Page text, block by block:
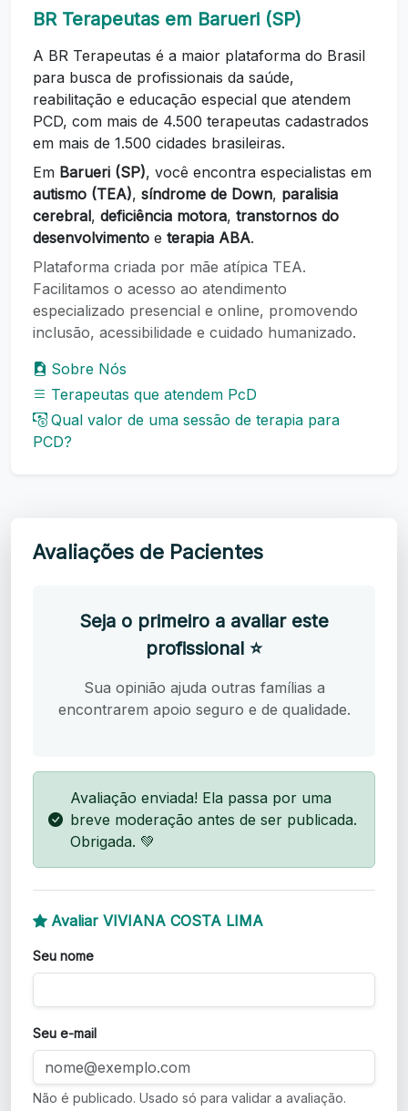
BR Terapeutas em Barueri (SP)
A BR Terapeutas é a maior plataforma do Brasil
para busca de profissionais da saúde,
reabilitação e educação especial que atendem
PCD, com mais de 4.500 terapeutas cadastrados
em mais de 1.500 cidades brasileiras.
Em Barueri (SP), você encontra especialistas em
autismo (TEA), síndrome de Down, paralisia
cerebral, deficiência motora, transtornos do
desenvolvimento e terapia ABA.
Plataforma criada por mãe atípica TEA.
Facilitamos o acesso ao atendimento
especializado presencial e online, promovendo
inclusão, acessibilidade e cuidado humanizado.
Sobre Nós
Terapeutas que atendem PcD
Qual valor de uma sessão de terapia para
PCD?
Avaliações de Pacientes
Seja o primeiro a avaliar este
profissional ⭐
Sua opinião ajuda outras famílias a
encontrarem apoio seguro e de qualidade.
Avaliação enviada! Ela passa por uma
breve moderação antes de ser publicada.
Obrigada. 💚
Avaliar VIVIANA COSTA LIMA
Seu nome
Seu e-mail
Não é publicado. Usado só para validar a avaliação.